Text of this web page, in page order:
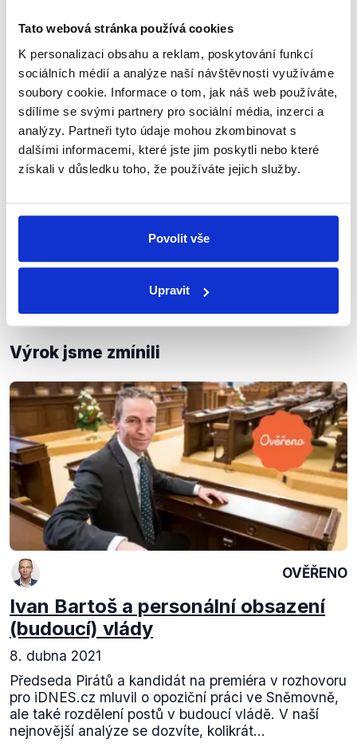
Tato webová stránka používá cookies
K personalizaci obsahu a reklam, poskytování funkcí
sociálních médií a analýze naší návštěvnosti využíváme
soubory cookie. Informace o tom, jak náš web používáte,
sdílíme se svými partnery pro sociální média, inzerci a
analýzy. Partneři tyto údaje mohou zkombinovat s
dalšími informacemi, které jste jim poskytli nebo které
získali v důsledku toho, že používáte jejich služby.
Povolit vše
Upravit
Závěrem uveďme, že ačkoli se nám podařilo nalézt
11 případů, kdy vláda výzvy Poslanecké sněmovny
splnila, nemůžeme jednoznačně určit, zda se jedná
o přesné číslo splněných usnesení. V některých
případech totiž nelze zcela objektivně zhodnotit, zda
byly dané kroky splněny, či nikoliv. Jako příklad
můžeme uvést usnesení č. 1433(.pdf), v němž
Sněmovna žádá vládu, aby„akcentovala výdaje na
modernizaci pohotovostních zásob vytvářených
případech také nelze pro ověření dohledat veřejně
dostupné informace, zde můžeme zmínit usnesení
jednotlivá usnesení často obsahují více výzev najednou.
Kvůli těmto důvodům proto hodnotíme výrok jako
neověřitelný.
Výrok jsme zmínili
OVĚŘENO
Ivan Bartoš a personální obsazení
(budoucí) vlády
8. dubna 2021
Předseda Pirátů a kandidát na premiéra v rozhovoru
pro iDNES.cz mluvil o opoziční práci ve Sněmovně,
ale také rozdělení postů v budoucí vládě. V naší
nejnovější analýze se dozvíte, kolikrát...